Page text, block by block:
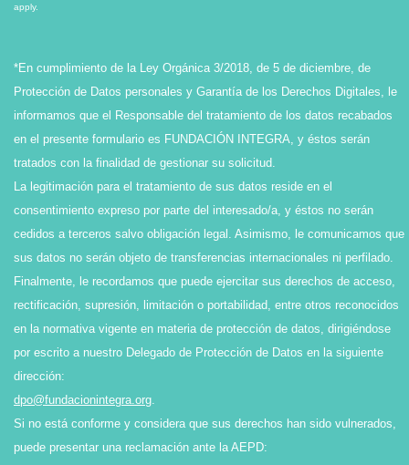
apply.
*En cumplimiento de la Ley Orgánica 3/2018, de 5 de diciembre, de
Protección de Datos personales y Garantía de los Derechos Digitales, le
informamos que el Responsable del tratamiento de los datos recabados
en el presente formulario es FUNDACIÓN INTEGRA, y éstos serán
tratados con la finalidad de gestionar su solicitud.
La legitimación para el tratamiento de sus datos reside en el
consentimiento expreso por parte del interesado/a, y éstos no serán
cedidos a terceros salvo obligación legal. Asimismo, le comunicamos que
sus datos no serán objeto de transferencias internacionales ni perfilado.
Finalmente, le recordamos que puede ejercitar sus derechos de acceso,
rectificación, supresión, limitación o portabilidad, entre otros reconocidos
en la normativa vigente en materia de protección de datos, dirigiéndose
por escrito a nuestro Delegado de Protección de Datos en la siguiente
dirección:
dpo@fundacionintegra.org.
Si no está conforme y considera que sus derechos han sido vulnerados,
puede presentar una reclamación ante la AEPD: